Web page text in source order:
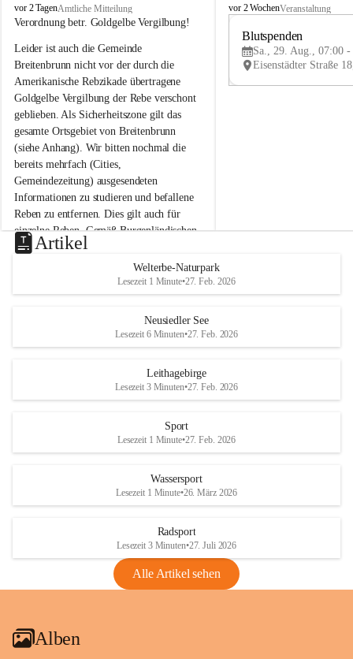
B
r
i
t
e
n
b
r
u
n
n
a
m
N
e
u
s
d
S
vor 2 TagenAmtliche Mitteilung
Verordnung betr. Goldgelbe Vergilbung!
Leider ist auch die Gemeinde
Breitenbrunn nicht vor der durch die
Amerikanische Rebzikade übertragene
Goldgelbe Vergilbung der Rebe verschont
geblieben. Als Sicherheitszone gilt das
gesamte Ortsgebiet von Breitenbrunn
(siehe Anhang). Wir bitten nochmal die
bereits mehrfach (Cities,
Gemeindezeitung) ausgesendeten
Informationen zu studieren und befallene
Reben zu entfernen. Dies gilt auch für
einzelne Reben. Gemäß Burgenländischen
Weinbaugesetz sind nicht gepflegte oder
unzulässige Weingärten zu roden! Bitte
helfen wir zusammen um unsere Winzer
vor den prognostizierten Ernteausfällen
und den daraus folgenden wirtschaftlichen
Maßnahmen zur Bekämpfung
Rebe und der Amerikanischen
Anhang VBl. EU Nr. 18
1 Seite•1,4 MB
VBl. EU Nr. 18_2026
B
e
u
e
d
r
S
vor 2 WochenVeranstaltung
Blutspenden
Sa., 29. Aug., 07:00 -
Artikel
Welterbe-Naturpark
Lesezeit 1 Minute•27. Feb. 2026
Neusiedler See
Lesezeit 6 Minuten•27. Feb. 2026
Leithagebirge
Lesezeit 3 Minuten•27. Feb. 2026
Sport
Lesezeit 1 Minute•27. Feb. 2026
Wassersport
Lesezeit 1 Minute•26. März 2026
Radsport
Lesezeit 3 Minuten•27. Juli 2026
Alle Artikel sehen
Alben